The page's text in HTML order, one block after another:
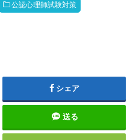
公認心理師試験対策
シェア
送る